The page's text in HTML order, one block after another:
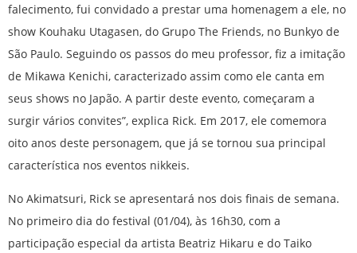
falecimento, fui convidado a prestar uma homenagem a ele, no
show Kouhaku Utagasen, do Grupo The Friends, no Bunkyo de
São Paulo. Seguindo os passos do meu professor, fiz a imitação
de Mikawa Kenichi, caracterizado assim como ele canta em
seus shows no Japão. A partir deste evento, começaram a
surgir vários convites”, explica Rick. Em 2017, ele comemora
oito anos deste personagem, que já se tornou sua principal
característica nos eventos nikkeis.
No Akimatsuri, Rick se apresentará nos dois finais de semana.
No primeiro dia do festival (01/04), às 16h30, com a
participação especial da artista Beatriz Hikaru e do Taiko